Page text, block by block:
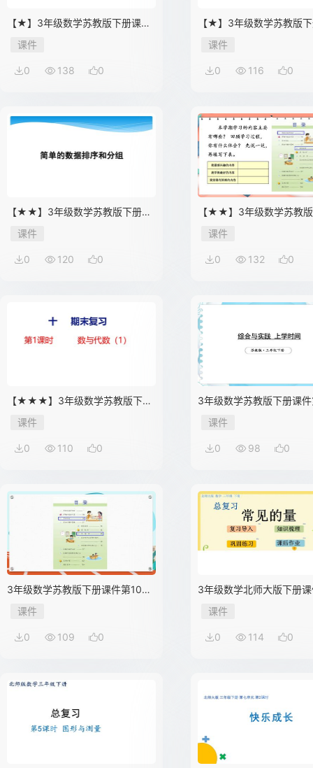
【★】3年级数学苏教版下册课件
第9单元后《上学时间》
课件
0 138 0
【★】3年级数学苏教版
第9单元《数据的收集和
（二）》
课件
0 116 0
【★★】3年级数学苏教版下册课
件第9单元《数据的收集和整理
（二）》
课件
0 120 0
【★★】3年级数学苏教
件第10单元《单元复习》
课件
0 132 0
【★★★】3年级数学苏教版下册
课件第10单元《单元复习》
课件
0 110 0
3年级数学苏教版下册课
元后《上学时间》
课件
0 98 0
3年级数学苏教版下册课件第10单
元《单元复习》
课件
0 109 0
3年级数学北师大版下册
复习——常见的量》（共
PPT）
课件
0 114 0